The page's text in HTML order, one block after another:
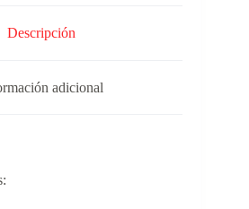
Descripción
adicional